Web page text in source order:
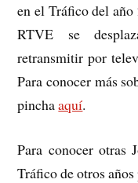
en el Tráfico del año
RTVE se
retransmitir por
Para conocer más
pinchaaquí.
Para conocer otras
Tráfico de otros